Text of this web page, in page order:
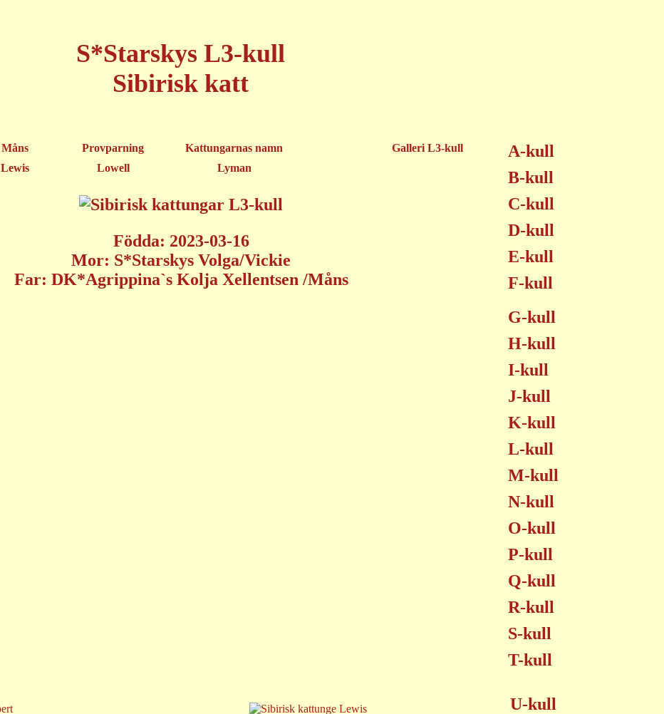
S*Starskys L3-kull
Sibirisk katt
Måns Provparning Kattungarnas namn
Galleri L3-kull
Lewis Lowell Lyman
Födda: 2023-03-16
Mor: S*Starskys Volga/Vickie
Far: DK*Agrippina`s Kolja Xellentsen /Måns
A-kull
B-kull
C-kull
D-kull
E-kull
F-kull
G-kull
H-kull
I-kull
J-kull
K-kull
L-kull
M-kull
N-kull
O-kull
P-kull
Q-kull
R-kull
S-kull
T-kull
U-kull